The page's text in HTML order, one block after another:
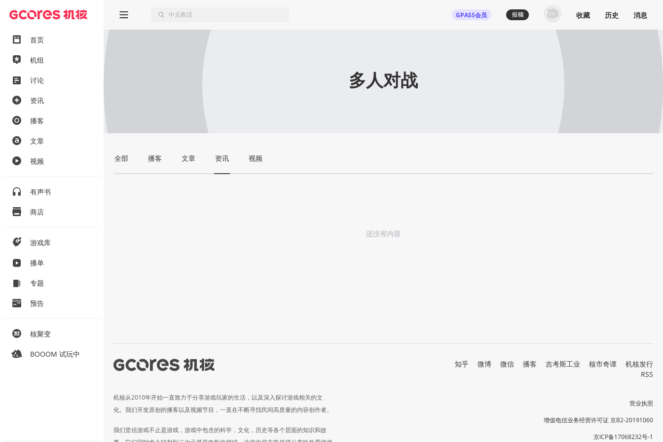
首页
机组
讨论
资讯
播客
文章
视频
有声书
商店
游戏库
播单
专题
预告
核聚变
BOOOM 试玩中
GPASS会员 收藏 历史 消息
多人对战
全部 播客 文章 资讯 视频
还没有内容
机核从2010年开始一直致力于分享游戏玩家的生活，以及深入探讨游戏相关的文
化。我们开发原创的播客以及视频节目，一直在不断寻找民间高质量的内容创作者。
我们坚信游戏不止是游戏，游戏中包含的科学，文化，历史等各个层面的知识和故
知乎 微博 微信 播客 吉考斯工业 核市奇谭
机核发行
RSS
营业执照
增值电信业务经营许可证 京B2-20191060
京ICP备17068232号-1